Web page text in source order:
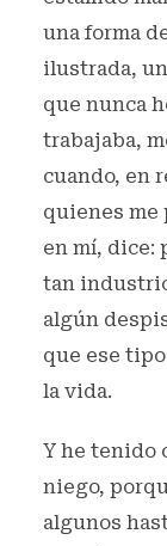
una forma
ilustrada,
que nunca
trabajaba,
cuando, en
quienes me
en mí, dice:
tan
algún
que ese
la vida.
Y he tenido
niego,
algunos